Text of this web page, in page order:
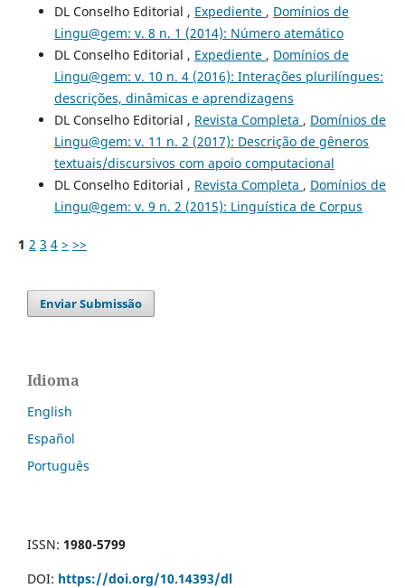
DL Conselho Editorial , Expediente , Domínios de
Lingu@gem: v. 8 n. 1 (2014): Número atemático
DL Conselho Editorial , Expediente , Domínios de
Lingu@gem: v. 10 n. 4 (2016): Interações plurilíngues:
descrições, dinâmicas e aprendizagens
DL Conselho Editorial , Revista Completa , Domínios de
Lingu@gem: v. 11 n. 2 (2017): Descrição de gêneros
textuais/discursivos com apoio computacional
DL Conselho Editorial , Revista Completa , Domínios de
Lingu@gem: v. 9 n. 2 (2015): Linguística de Corpus
1 2 3 4 > >>
Enviar Submissão
Idioma
English
Español
Português
ISSN: 1980-5799
DOI: https://doi.org/10.14393/dl